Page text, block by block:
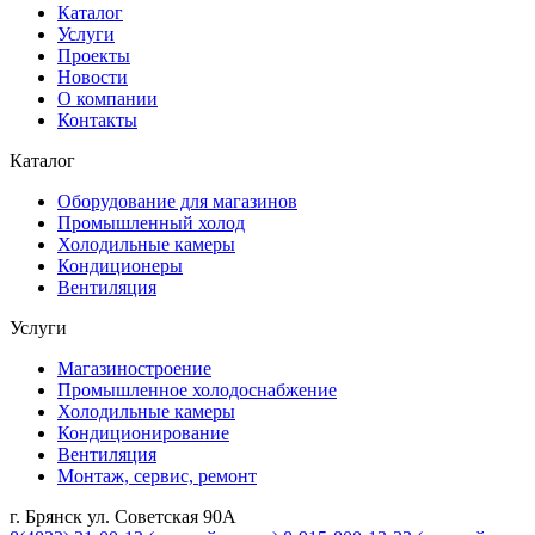
Каталог
Услуги
Проекты
Новости
О компании
Контакты
Каталог
Оборудование для магазинов
Промышленный холод
Холодильные камеры
Кондиционеры
Вентиляция
Услуги
Магазиностроение
Промышленное холодоснабжение
Холодильные камеры
Кондиционирование
Вентиляция
Монтаж, сервис, ремонт
г. Брянск ул. Советская 90А